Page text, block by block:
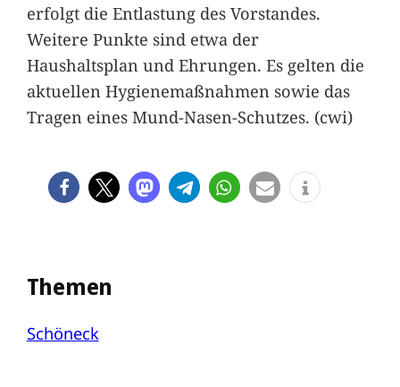
erfolgt die Entlastung des Vorstandes.
Weitere Punkte sind etwa der
Haushaltsplan und Ehrungen. Es gelten die
aktuellen Hygienemaßnahmen sowie das
Tragen eines Mund-Nasen-Schutzes. (cwi)
Themen
Schöneck